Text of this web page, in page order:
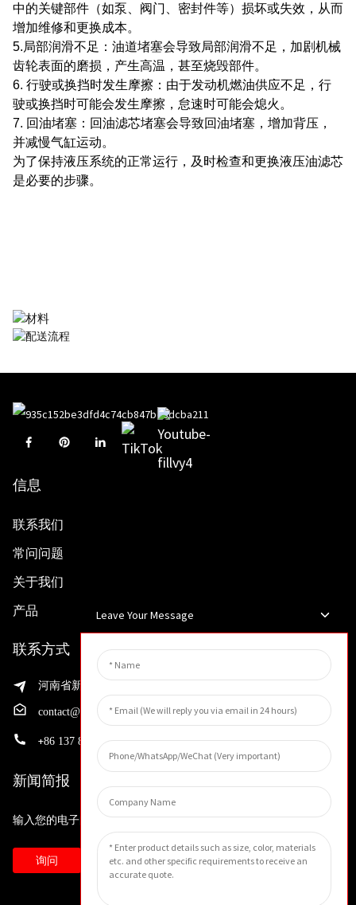
中的关键部件（如泵、阀门、密封件等）损坏或失效，从而
增加维修和更换成本。
5.局部润滑不足：油道堵塞会导致局部润滑不足，加剧机械
齿轮表面的磨损，产生高温，甚至烧毁部件。
6. 行驶或换挡时发生摩擦：由于发动机燃油供应不足，行
驶或换挡时可能会发生摩擦，怠速时可能会熄火。
7. 回油堵塞：回油滤芯堵塞会导致回油堵塞，增加背压，
并减慢气缸运动。
为了保持液压系统的正常运行，及时检查和更换液压油滤芯
是必要的步骤。
信息
联系我们
常问问题
关于我们
产品
联系方式
河南省新乡市渭滨区先进制造业开发区邵华路199号
contact@huahangfilter.com
+86 137 8194 7634
新闻简报
输入您的电子邮件地址，我们将向您发送最新资讯计划。
询问
Leave Your Message